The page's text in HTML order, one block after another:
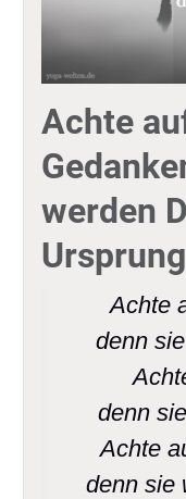
Achte
werden
Achte
denn
denn
Achte
denn sie